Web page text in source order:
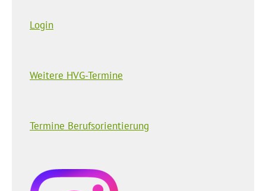
Login
Weitere HVG-Termine
Termine Berufsorientierung